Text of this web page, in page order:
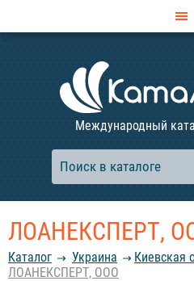
Международный
ЛОАНЕКСПЕРТ,
Каталог Украина
Киевская
ЛОАНЕКСПЕРТ, ООО